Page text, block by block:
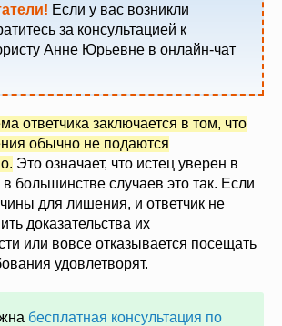
Если у вас возникли
за консультацией к
Анне Юрьевне в онлайн-чат
ответчика заключается в том, что
обычно не подаются
Это означает, что истец уверен в
большинстве случаев это так. Если
для лишения, и ответчик не
доказательства их
или вовсе отказывается посещать
удовлетворят.
бесплатная консультация по